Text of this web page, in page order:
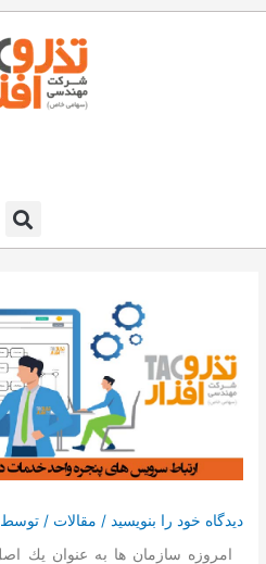
رفتن
راهکارهای تذروافزار در صنایع
خدمات و پشتیبانی
درخواست دمو
دیدگاه‌ خود را بنویسید / مقالات / توسط
امروزه سازمان ها به عنوان يك